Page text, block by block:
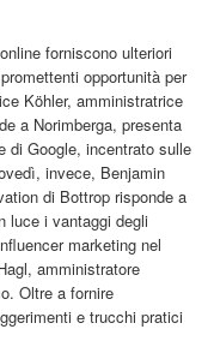
forniscono ulteriori
opportunità per
Köhler, amministratrice
a Norimberga, presenta
di Google, incentrato sulle
invece, Benjamin
di Bottrop risponde a
luce i vantaggi degli
marketing nel
amministratore
Oltre a fornire
e trucchi pratici